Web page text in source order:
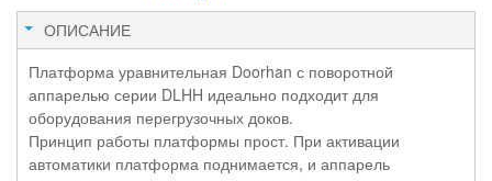
ОПИСАНИЕ
Платформа уравнительная Doorhan с поворотной
аппарелью серии DLHH идеально подходит для
оборудования перегрузочных доков.
Принцип работы платформы прост. При активации
автоматики платформа поднимается, и аппарель